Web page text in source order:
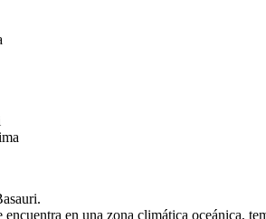
encuentra en una zona climática oceánica,